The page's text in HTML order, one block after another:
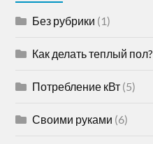
Без рубрики (1)
Как делать теплый пол?
Потребление кВт (5)
Своими руками (6)